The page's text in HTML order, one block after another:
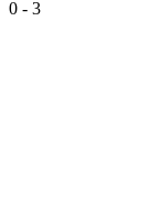
0 - 3